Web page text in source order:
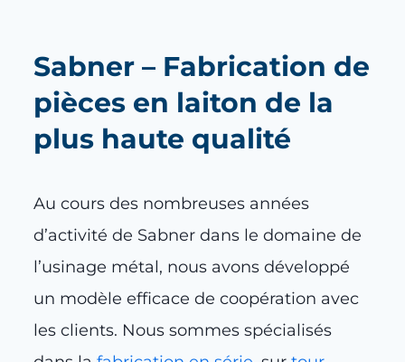
Sabner – Fabrication de
pièces en laiton de la
plus haute qualité
Au cours des nombreuses années
d’activité de Sabner dans le domaine de
l’usinage métal, nous avons développé
un modèle efficace de coopération avec
les clients. Nous sommes spécialisés